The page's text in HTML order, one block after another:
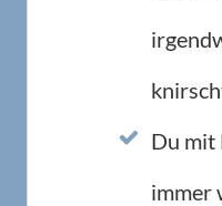
Du mit
immer